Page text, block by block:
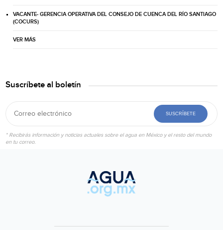
VACANTE- GERENCIA OPERATIVA DEL CONSEJO DE CUENCA DEL RÍO SANTIAGO
(COCURS)
VER MÁS
Suscríbete al boletín
SUSCRÍBETE
* Recibirás información y noticias actuales sobre el agua en México y el resto del mundo
en tu correo.